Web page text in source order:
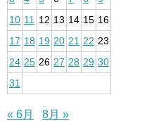
10 11 12 13 14 15 16
17 18 19 20 21 22 23
24 25 26 27 28 29 30
31
« 6月 8月 »